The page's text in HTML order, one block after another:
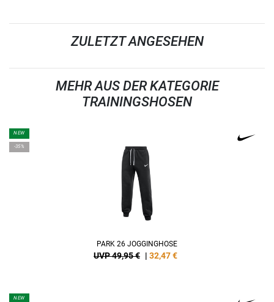
ZULETZT ANGESEHEN
MEHR AUS DER KATEGORIE
TRAININGSHOSEN
NEW
-35%
PARK 26 JOGGINGHOSE
UVP 49,95 € | 32,47€
NEW